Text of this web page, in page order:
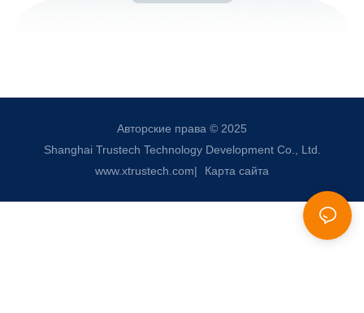
Авторские права © 2025
Shanghai Trustech Technology Development Co., Ltd.
www.xtrustech.com| Карта сайта